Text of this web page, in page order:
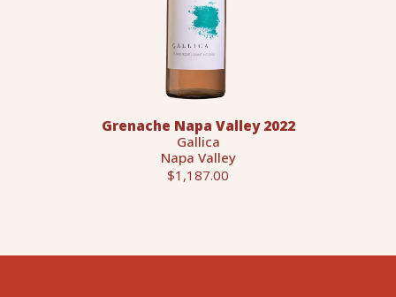
Grenache Napa Valley 2022
Gallica
Napa Valley
$1,187.00